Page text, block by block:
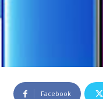
Facebook